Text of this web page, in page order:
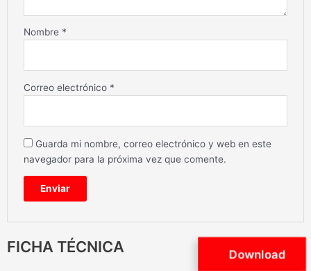
Nombre *
Correo electrónico *
Guarda mi nombre, correo electrónico y web en este
navegador para la próxima vez que comente.
FICHA TÉCNICA Download